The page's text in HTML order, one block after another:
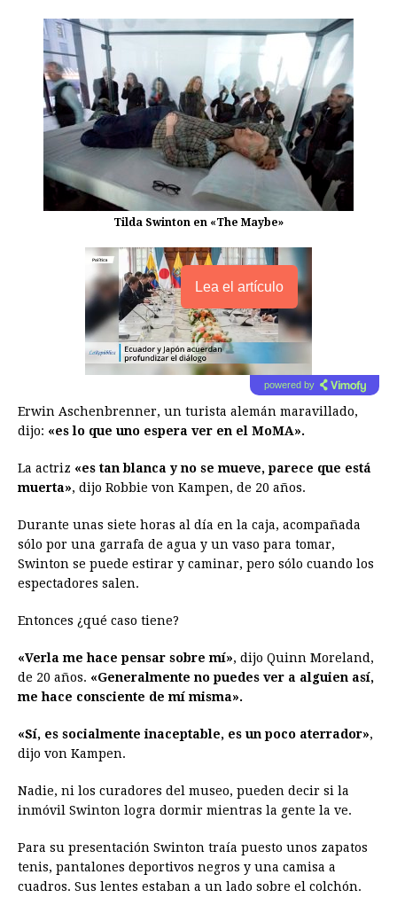
Tilda Swinton en «The Maybe»
Lea el artículo
powered by
Erwin Aschenbrenner, un turista alemán maravillado,
dijo: «es lo que uno espera ver en el MoMA».
La actriz «es tan blanca y no se mueve, parece que está
muerta», dijo Robbie von Kampen, de 20 años.
Durante unas siete horas al día en la caja, acompañada
sólo por una garrafa de agua y un vaso para tomar,
Swinton se puede estirar y caminar, pero sólo cuando los
espectadores salen.
Entonces ¿qué caso tiene?
«Verla me hace pensar sobre mí», dijo Quinn Moreland,
de 20 años. «Generalmente no puedes ver a alguien así,
me hace consciente de mí misma».
«Sí, es socialmente inaceptable, es un poco aterrador»,
dijo von Kampen.
Nadie, ni los curadores del museo, pueden decir si la
inmóvil Swinton logra dormir mientras la gente la ve.
Para su presentación Swinton traía puesto unos zapatos
tenis, pantalones deportivos negros y una camisa a
cuadros. Sus lentes estaban a un lado sobre el colchón.